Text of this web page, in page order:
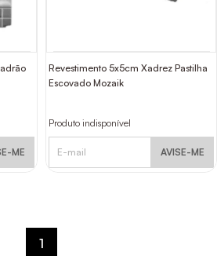
ME
Revestimento 5x5cm Xadrez Pastilha
Escovado Mozaik
Produto indisponível
AVISE-ME
1